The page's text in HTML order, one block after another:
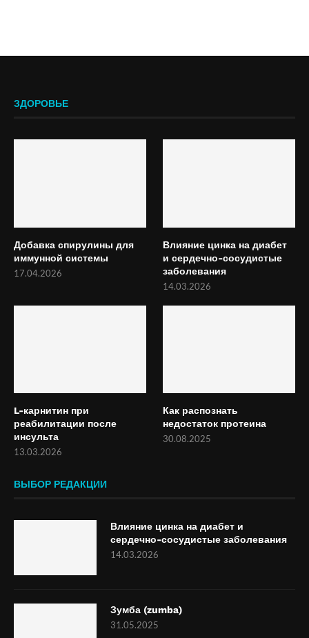
ЗДОРОВЬЕ
Добавка спирулины для
иммунной системы
17.04.2026
Влияние цинка на диабет
и сердечно-сосудистые
заболевания
14.03.2026
L-карнитин при
реабилитации после
инсульта
13.03.2026
Как распознать
недостаток протеина
30.08.2025
ВЫБОР РЕДАКЦИИ
Влияние цинка на диабет и
сердечно-сосудистые заболевания
14.03.2026
Зумба (zumba)
31.05.2025